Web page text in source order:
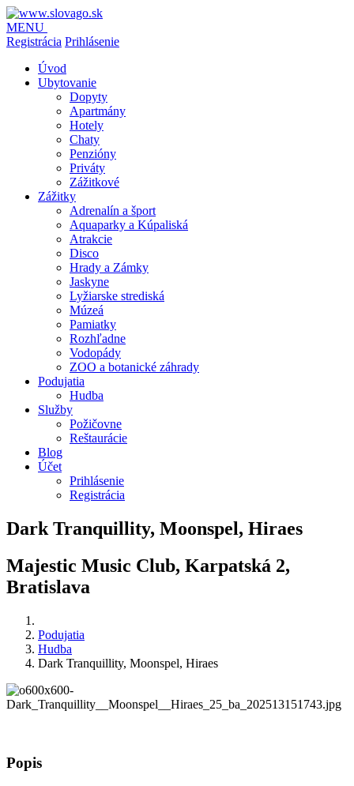
MENU
Registrácia Prihlásenie
Úvod
Ubytovanie
Dopyty
Apartmány
Hotely
Chaty
Penzióny
Priváty
Zážitkové
Zážitky
Adrenalín a šport
Aquaparky a Kúpaliská
Atrakcie
Disco
Hrady a Zámky
Jaskyne
Lyžiarske strediská
Múzeá
Pamiatky
Rozhľadne
Vodopády
ZOO a botanické záhrady
Podujatia
Hudba
Služby
Požičovne
Reštaurácie
Blog
Účet
Prihlásenie
Registrácia
Dark Tranquillity, Moonspel, Hiraes
Majestic Music Club, Karpatská 2,
Bratislava
Podujatia
Hudba
Dark Tranquillity, Moonspel, Hiraes
Popis